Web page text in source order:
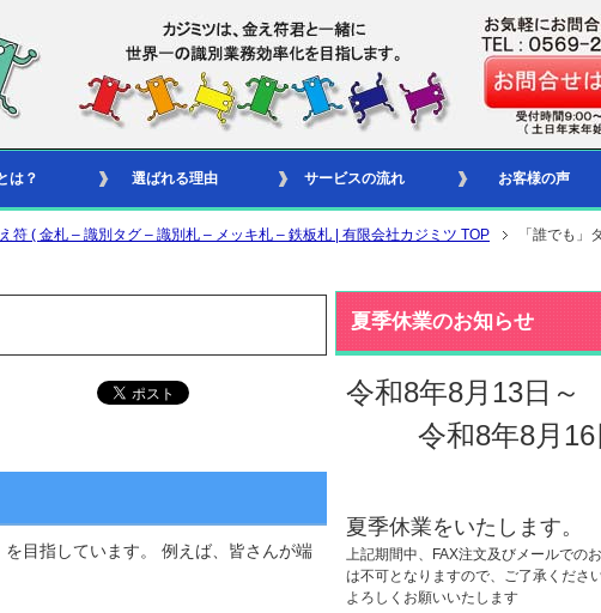
は？ 選ばれる理由 サービスの流れ お客様の声
( 金札 – 識別タグ – 識別札 – メッキ札 – 鉄板札 | 有限会社カジミツ TOP
「誰でも」
目指しています。 例えば、皆さんが端
夏季休業のお知らせ
令和8年8月13日～
令和8年8月
夏季休業をいたします。
上記期間中、FAX注文及びメールでの
は不可となりますので、ご了承ください
よろしくお願いいたします